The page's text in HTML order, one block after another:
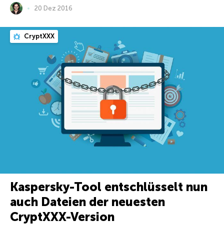
20 Dez 2016
CryptXXX
Kaspersky-Tool entschlüsselt nun
auch Dateien der neuesten
CryptXXX-Version